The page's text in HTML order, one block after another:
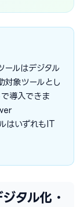
ールはデジタル
対象ツールとし
導入できま
はいずれもIT
タル化・